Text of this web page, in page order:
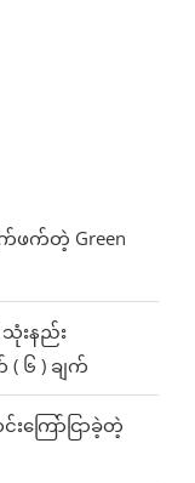
က်ဖက်တဲ့ Green
သုံးနည်း
၆ ) ချက်
ကြော်ငြာခဲ့တဲ့